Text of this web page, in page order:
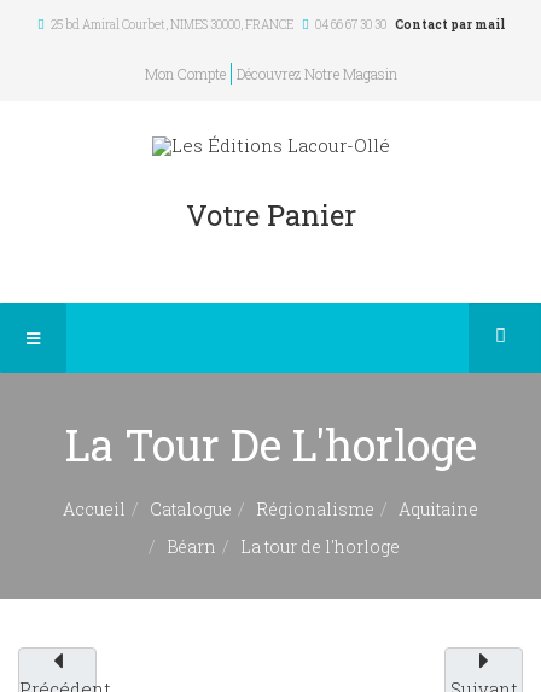
25 bd Amiral Courbet, NIMES 30000,FRANCE 04 66 67 30 30 Contact par mail
Mon Compte Découvrez Notre Magasin
Votre Panier
La Tour De L'horloge
Accueil Catalogue Régionalisme
Aquitaine
Béarn
La tour de l'horloge